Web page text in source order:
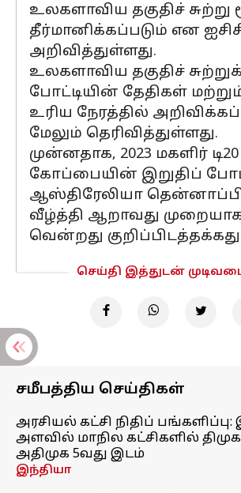
உலகளாவிய தகுதிச் சுற்று
தீர்மானிக்கப்படும் என
அறிவித்துள்ளது.
உலகளாவிய தகுதிச்
போட்டியின் தேதிகள்
உரிய நேரத்தில்
மேலும் தெரிவித்துள்ளது.
முன்னதாக, 2023 மகளிர்
கோப்பையின் இறுதிப்
ஆஸ்திரேலியா
வீழ்த்தி ஆறாவது
வென்றது
செய்தி இத்துடன்
சமீபத்திய செய்திகள்
அரசியல் கட்சி நிதிப் பங்களிப்பு:
அளவில் மாநில கட்சிகளில் திமுக
அதிமுக 5வது இடம்
இந்தியா